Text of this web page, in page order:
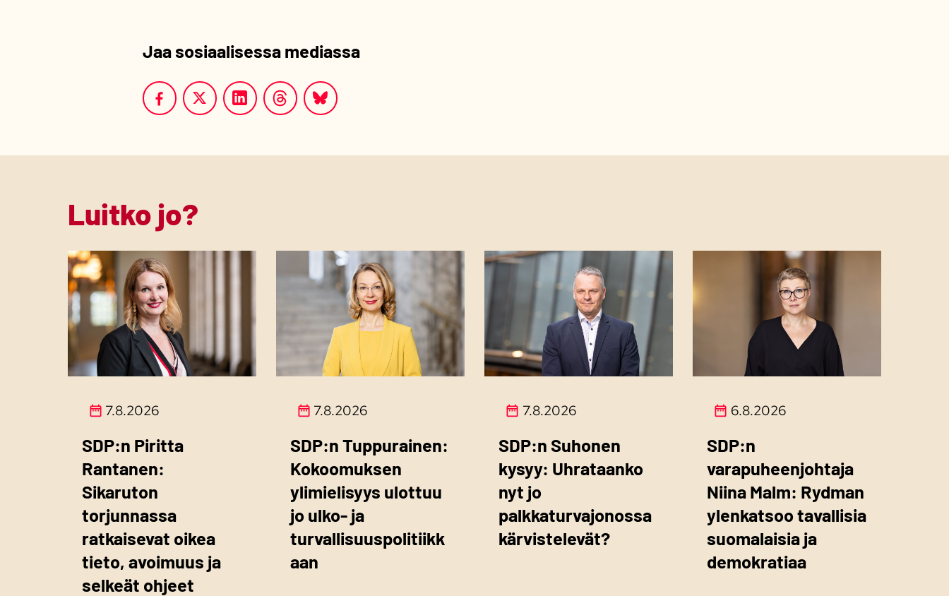
Jaa sosiaalisessa mediassa
Luitko jo?
7.8.2026
SDP:n Piritta
Rantanen:
Sikaruton
torjunnassa
ratkaisevat oikea
tieto, avoimuus ja
selkeät ohjeet
7.8.2026
SDP:n Tuppurainen:
Kokoomuksen
ylimielisyys ulottuu
jo ulko- ja
turvallisuuspolitiikk
aan
7.8.2026
SDP:n Suhonen
kysyy: Uhrataanko
nyt jo
palkkaturvajonossa
kärvistelevät?
6.8.2026
SDP:n
varapuheenjohtaja
Niina Malm: Rydman
ylenkatsoo tavallisia
suomalaisia ja
demokratiaa